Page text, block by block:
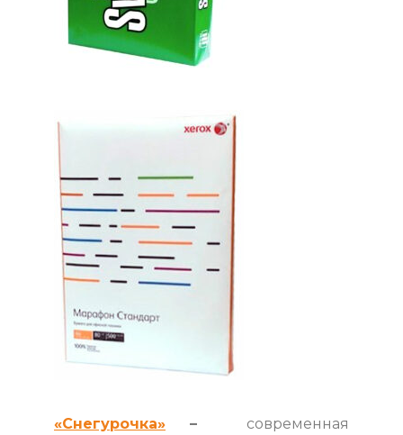
«Снегурочка» – современная